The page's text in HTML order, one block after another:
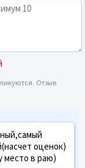
Отзыв
оценок)
место в раю)